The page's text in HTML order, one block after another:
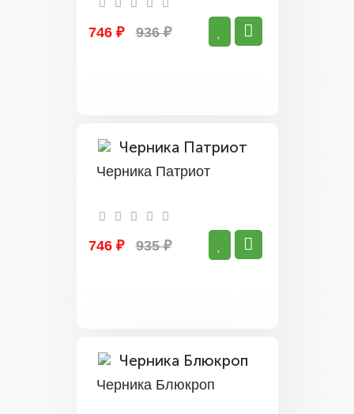
746 ₽ 936 ₽
Черника Патриот
746 ₽ 935 ₽
Черника Блюкроп